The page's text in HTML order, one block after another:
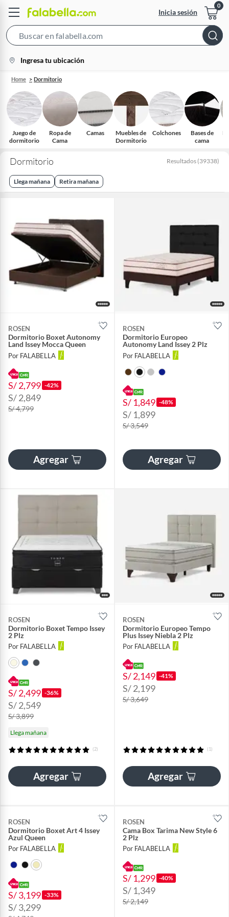
Inicia sesión
Bar
location-
icon
Ingresa tu ubicación
Home Dormitorio
Juego de
dormitorio
Ropa de
Cama
Camas
Muebles de
Dormitorio
Colchones
Bases de
cama
Dormitorio Resultados (39338)
Llega mañana Retira mañana
ROSEN
Dormitorio Boxet Autonomy
Land Issey Mocca Queen
Por FALABELLA
S/ 2,799 -42%
S/ 2,849
S/ 4,799
Agregar
ROSEN
Dormitorio Europeo
Autonomy Land Issey 2 Plz
Por FALABELLA
S/ 1,849 -48%
S/ 1,899
S/ 3,549
Agregar
ROSEN
Dormitorio Boxet Tempo Issey
2 Plz
Por FALABELLA
S/ 2,499 -36%
S/ 2,549
S/ 3,899
Llega mañana
(2)
Agregar
ROSEN
Dormitorio Europeo Tempo
Plus Issey Niebla 2 Plz
Por FALABELLA
S/ 2,149 -41%
S/ 2,199
S/ 3,649
(1)
Agregar
ROSEN
Dormitorio Boxet Art 4 Issey
Azul Queen
Por FALABELLA
S/ 3,199 -33%
S/ 3,299
ROSEN
Cama Box Tarima New Style 6
2 Plz
Por FALABELLA
S/ 1,299 -40%
S/ 1,349
S/ 2,149